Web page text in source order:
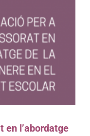
en l’abordatge